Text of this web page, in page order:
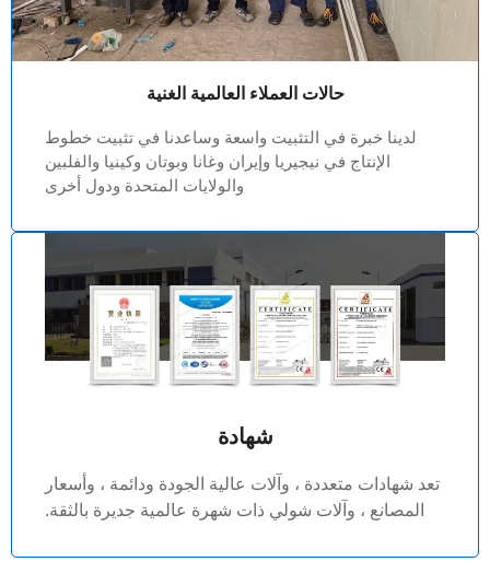
حالات العملاء العالمية الغنية
لدينا خبرة في التثبيت واسعة وساعدنا في تثبيت خطوط
الإنتاج في نيجيريا وإيران وغانا وبوتان وكينيا والفلبين
والولايات المتحدة ودول أخرى
شهادة
تعد شهادات متعددة ، وآلات عالية الجودة ودائمة ، وأسعار
المصانع ، وآلات شولي ذات شهرة عالمية جديرة بالثقة.